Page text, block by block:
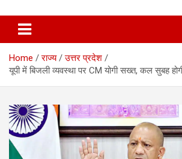
Home राज्य
उत्तर प्रदेश
यूपी में बिजली व्यवस्था पर CM योगी सख्त, कल सुबह